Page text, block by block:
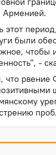
Арменией.
этот
были
чтобы
-
что рвение